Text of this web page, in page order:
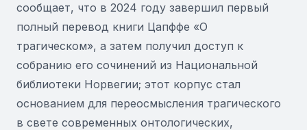
сообщает, что в 2024 году завершил первый
полный перевод книги Цапффе «О
трагическом», а затем получил доступ к
собранию его сочинений из Национальной
библиотеки Норвегии; этот корпус стал
основанием для переосмысления трагического
в свете современных онтологических,